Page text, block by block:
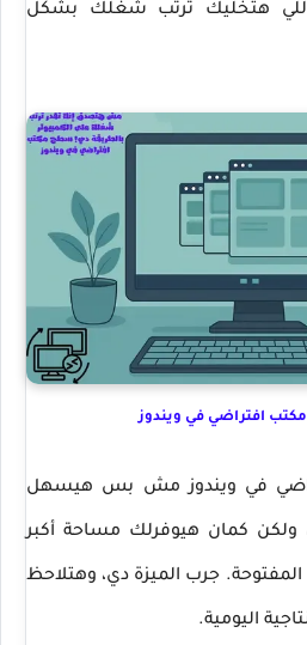
واللي هتخليك ترتب شغلك بشكل
افتراضي في ويندوز
في ويندوز مش بس هيسهل
ولكن كمان هيوفرلك مساحة أكبر
المفتوحة. جرب الميزة دي، وهتلاحظ
اليومية.